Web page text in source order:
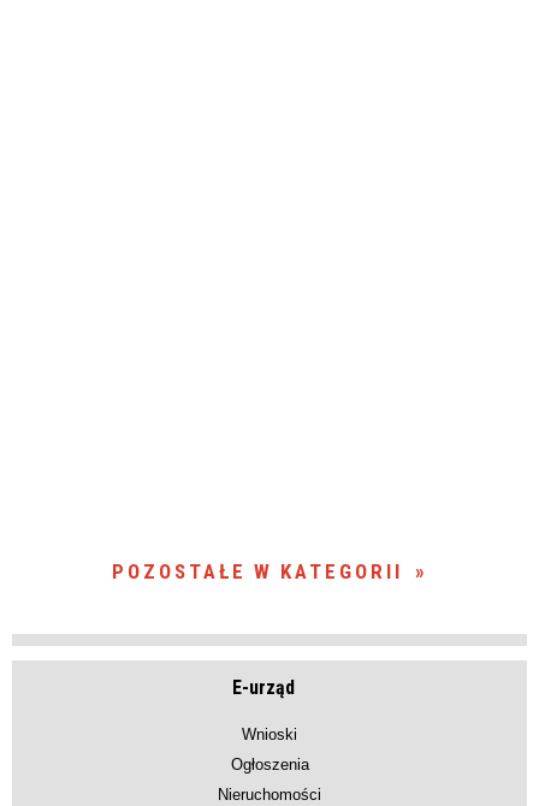
POZOSTAŁE W KATEGORII
E-urząd
Wnioski
Ogłoszenia
Nieruchomości